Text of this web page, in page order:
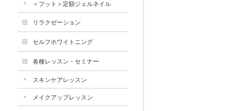
＜フット＞定額ジェルネイル
リラクゼーション
セルフホワイトニング
各種レッスン・セミナー
スキンケアレッスン
メイクアップレッスン